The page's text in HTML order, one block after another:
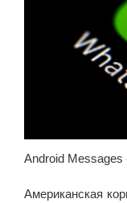
Android Messages
Американская